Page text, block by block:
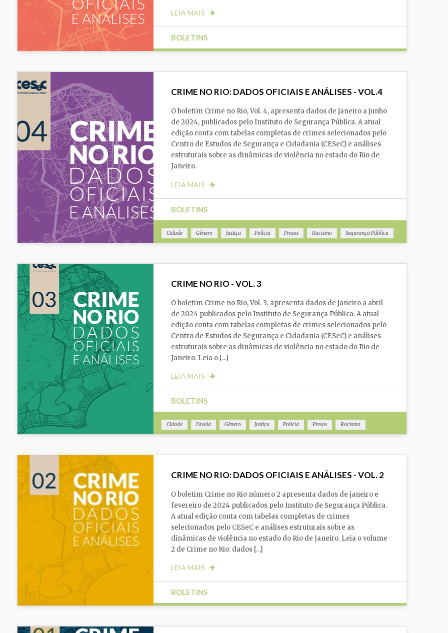
LEIA MAIS
BOLETINS
CRIME NO RIO: DADOS OFICIAIS E ANÁLISES - VOL.4
O boletim Crime no Rio, Vol. 4, apresenta dados de janeiro a junho
de 2024, publicados pelo Instituto de Segurança Pública. A atual
edição conta com tabelas completas de crimes selecionados pelo
Centro de Estudos de Segurança e Cidadania (CESeC) e análises
estruturais sobre as dinâmicas de violência no estado do Rio de
Janeiro.
LEIA MAIS
BOLETINS
Cidade Gênero Justiça Polícia Presos Racismo Segurança Pública
CRIME NO RIO - VOL. 3
O boletim Crime no Rio, Vol. 3, apresenta dados de janeiro a abril
de 2024 publicados pelo Instituto de Segurança Pública. A atual
edição conta com tabelas completas de crimes selecionados pelo
Centro de Estudos de Segurança e Cidadania (CESeC) e análises
estruturais sobre as dinâmicas de violência no estado do Rio de
Janeiro. Leia o […]
LEIA MAIS
BOLETINS
Cidade Favela Gênero Justiça Polícia Presos Racismo
CRIME NO RIO: DADOS OFICIAIS E ANÁLISES - VOL. 2
O boletim Crime no Rio número 2 apresenta dados de janeiro e
fevereiro de 2024 publicados pelo Instituto de Segurança Pública.
A atual edição conta com tabelas completas de crimes
selecionados pelo CESeC e análises estruturais sobre as
dinâmicas de violência no estado do Rio de Janeiro. Leia o volume
2 de Crime no Rio: dados […]
LEIA MAIS
BOLETINS